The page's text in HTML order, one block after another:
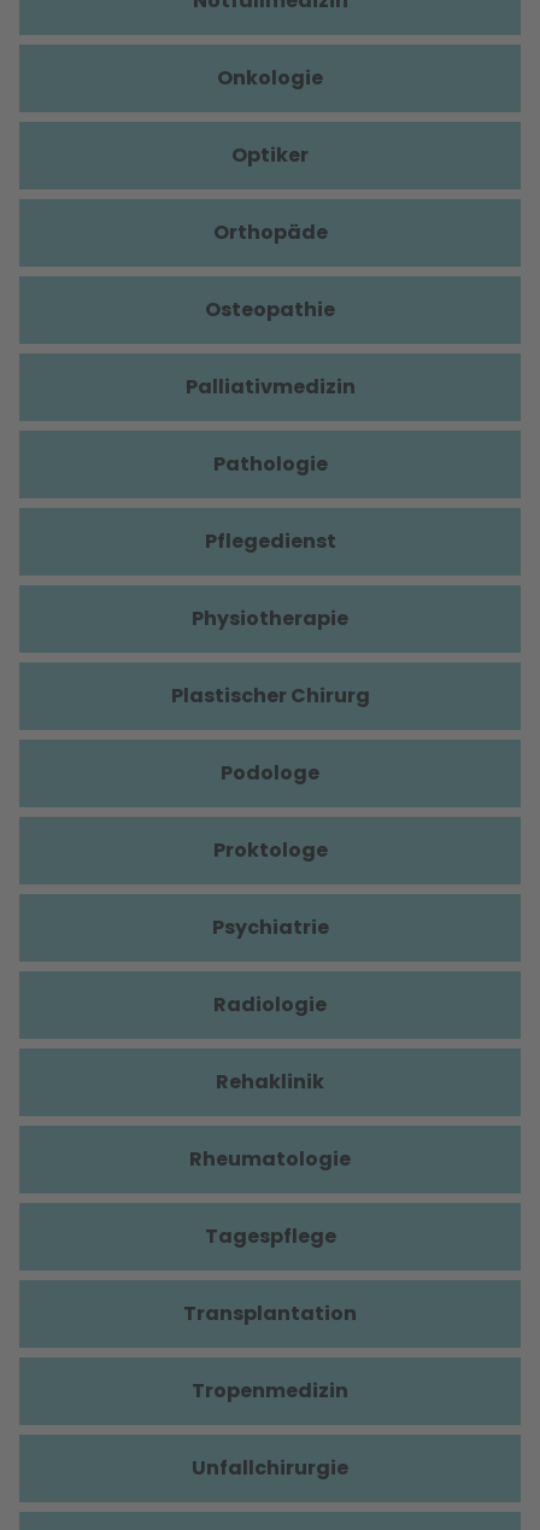
Onkologie
Optiker
Orthopäde
Osteopathie
Palliativmedizin
Pathologie
Pflegedienst
Physiotherapie
Plastischer Chirurg
Podologe
Proktologe
Psychiatrie
Radiologie
Rehaklinik
Rheumatologie
Tagespflege
Transplantation
Tropenmedizin
Unfallchirurgie